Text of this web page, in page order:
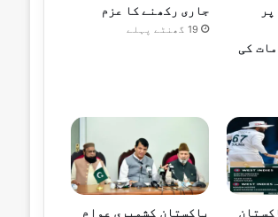
کی
جاری رکھنے کا عزم
19 گھنٹے پہلے
پاکستان کشمیری عوام